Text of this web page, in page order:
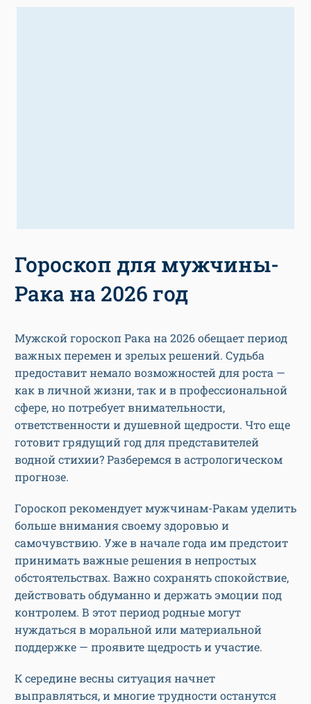
Гороскоп для мужчины-
Рака на 2026 год
Мужской гороскоп Рака на 2026 обещает период
важных перемен и зрелых решений. Судьба
предоставит немало возможностей для роста —
как в личной жизни, так и в профессиональной
сфере, но потребует внимательности,
ответственности и душевной щедрости. Что еще
готовит грядущий год для представителей
водной стихии? Разберемся в астрологическом
прогнозе.
Гороскоп рекомендует мужчинам-Ракам уделить
больше внимания своему здоровью и
самочувствию. Уже в начале года им предстоит
принимать важные решения в непростых
обстоятельствах. Важно сохранять спокойствие,
действовать обдуманно и держать эмоции под
контролем. В этот период родные могут
нуждаться в моральной или материальной
поддержке — проявите щедрость и участие.
К середине весны ситуация начнет
выправляться, и многие трудности останутся